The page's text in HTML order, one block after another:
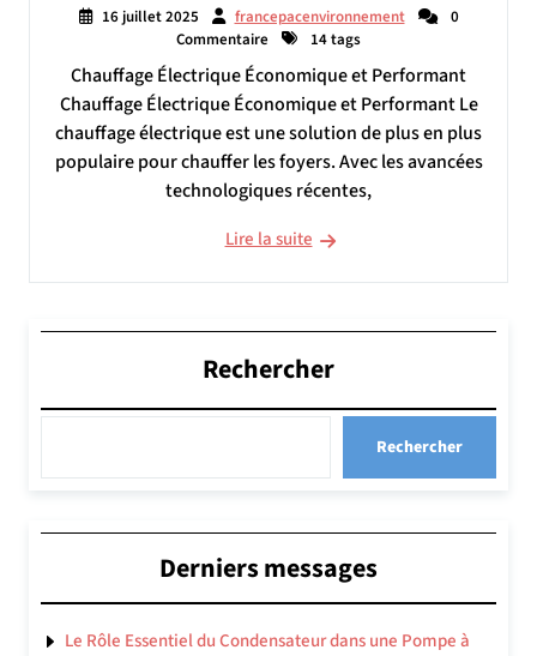
16 juillet 2025 francepacenvironnement
0
Commentaire
14 tags
Chauffage Électrique Économique et Performant
Chauffage Électrique Économique et Performant Le
chauffage électrique est une solution de plus en plus
populaire pour chauffer les foyers. Avec les avancées
technologiques récentes,
Lire la suite
Rechercher
Rechercher
Derniers messages
Le Rôle Essentiel du Condensateur dans une Pompe à